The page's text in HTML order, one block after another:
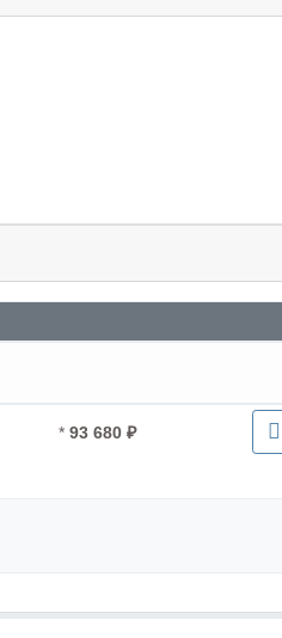
* 93 680 ₽